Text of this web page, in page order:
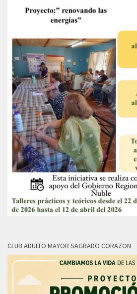
CLUB ADULTO MAYOR SAGRADO CORAZON